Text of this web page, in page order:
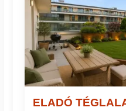
ELADÓ